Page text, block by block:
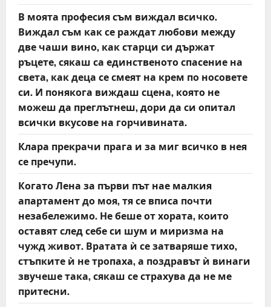
В моята професия съм виждал всичко.
Виждал съм как се раждат любови между
две чаши вино, как старци си държат
ръцете, сякаш са единственото спасение на
света, как деца се смеят на крем по носовете
си. И понякога виждаш сцена, която не
можеш да преглътнеш, дори да си опитал
всички вкусове на горчивината.
Клара прекрачи прага и за миг всичко в нея
се пречупи.
Когато Лена за първи път нае малкия
апартамент до моя, тя се вписа почти
незабележимо. Не беше от хората, които
оставят след себе си шум и миризма на
чужд живот. Вратата ѝ се затваряше тихо,
стъпките ѝ не тропаха, а поздравът ѝ винаги
звучеше така, сякаш се страхува да не ме
притесни.